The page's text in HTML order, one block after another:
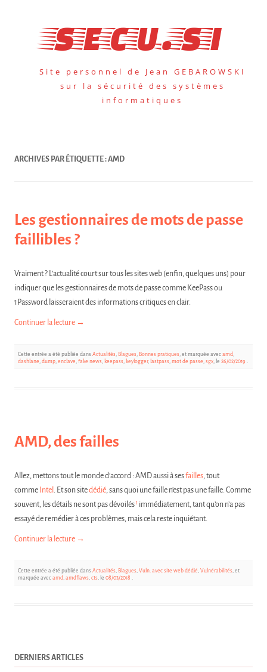
secu.si
Site personnel de Jean GEBAROWSKI
sur la sécurité des systèmes
informatiques
ARCHIVES PAR ÉTIQUETTE :AMD
Les gestionnaires de mots de passe
faillibles ?
Vraiment ? L’actualité court sur tous les sites web (enfin, quelques uns) pour
indiquer que les gestionnaires de mots de passe comme KeePass ou
1Password laisseraient des informations critiques en clair.
Continuer la lecture →
Cette entrée a été publiée dans Actualités, Blagues, Bonnes pratiques, et marquée avec amd,
dashlane , dump, enclave , fake news, keepass, keylogger, lastpass, mot de passe , sgx, le 26/02/2019 .
AMD, des failles
Allez, mettons tout le monde d’accord : AMD aussi à sesfailles, tout
comme Intel . Et son sitedédié, sans quoi une faille n’est pas une faille. Comme
souvent, les détails ne sont pas dévoilés 1 immédiatement, tant qu’on n’a pas
essayé de remédier à ces problèmes, mais cela reste inquiétant.
Continuer la lecture →
Cette entrée a été publiée dans Actualités, Blagues, Vuln. avec site web dédié , Vulnérabilités, et
marquée avec amd, amdflaws, cts, le 08/03/2018 .
DERNIERS ARTICLES